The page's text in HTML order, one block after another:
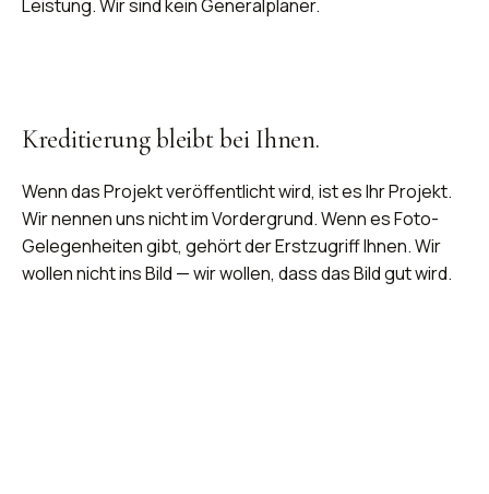
Leistung. Wir sind kein Generalplaner.
Kreditierung bleibt bei Ihnen.
Wenn das Projekt veröffentlicht wird, ist es Ihr Projekt.
Wir nennen uns nicht im Vordergrund. Wenn es Foto-
Gelegenheiten gibt, gehört der Erstzugriff Ihnen. Wir
wollen nicht ins Bild — wir wollen, dass das Bild gut wird.